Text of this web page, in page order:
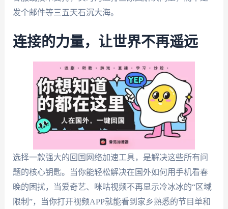
发个邮件等三五天石沉大海。
连接的力量，让世界不再遥远
选择一款强大的回国网络加速工具，是解决这些所有问
题的核心钥匙。当你能轻松解决在国外如何用手机看春
晚的困扰，当爱奇艺、咪咕视频不再显示冷冰冰的“区域
限制”，当你打开视频APP就能看到家乡熟悉的节目单和